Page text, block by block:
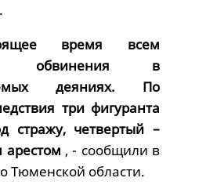
время всем
обвинения в
деяниях. По
три фигуранта
стражу, четвертый –
, - сообщили в
Тюменской области.